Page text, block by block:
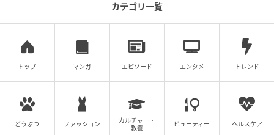
まとめ：“不器用さの奥にある誠実さ”を見抜こ
う
婚活で大切なのは「初回の演出のうまさ」に惑わされ
ないことです。
カテゴリ一覧
トップ マンガ エピソード エンタメ トレンド
どうぶつ ファッション
カルチャー・
教養
ビューティー ヘルスケア